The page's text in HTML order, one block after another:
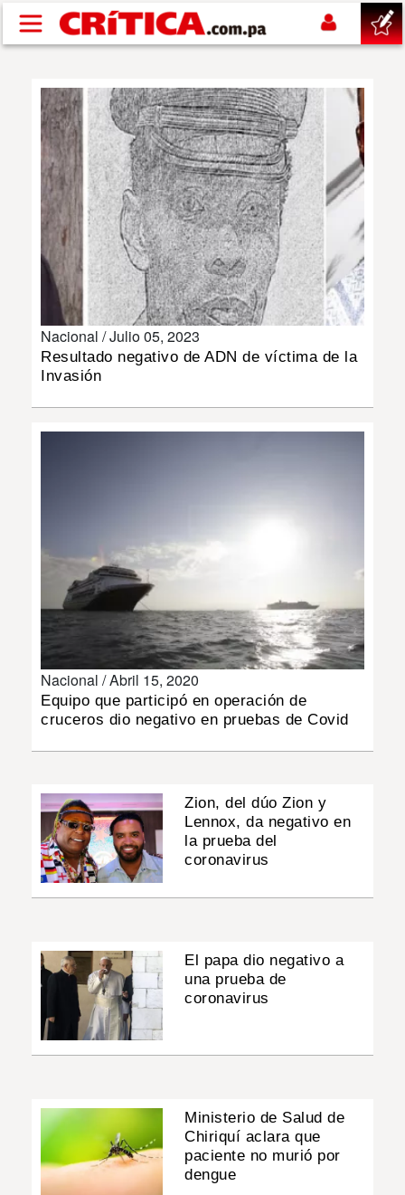
Pasar al contenido principal
SUCESOS
NACIONAL
POLÍTICA
DEPORTES
Nacional /Julio 05, 2023
Resultado negativo de ADN de víctima de la
Invasión
Nacional /Abril 15, 2020
Equipo que participó en operación de
cruceros dio negativo en pruebas de Covid
Zion, del dúo Zion y
Lennox, da negativo en
la prueba del
coronavirus
El papa dio negativo a
una prueba de
coronavirus
Ministerio de Salud de
Chiriquí aclara que
paciente no murió por
dengue